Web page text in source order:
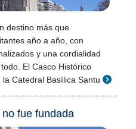
destino más que
año a año, con
y una cordialidad
El Casco Histórico
Catedral Basílica Santu
fue fundada